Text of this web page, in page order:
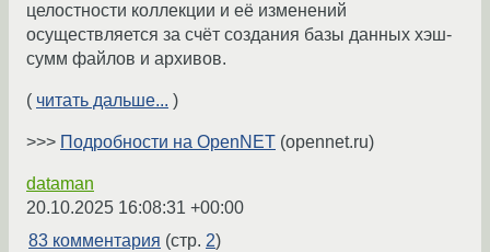
целостности коллекции и её изменений
осуществляется за счёт создания базы данных хэш-
сумм файлов и архивов.
( читать дальше... )
>>> Подробности на OpenNET (opennet.ru)
dataman
20.10.2025 16:08:31 +00:00
83 комментария (стр. 2)